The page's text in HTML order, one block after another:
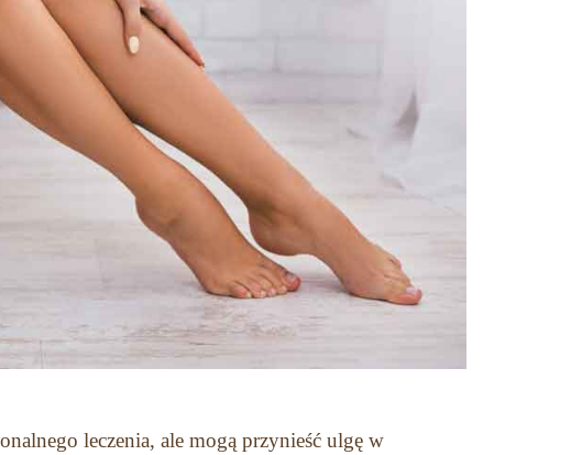
leczenia, ale mogą przynieść ulgę w